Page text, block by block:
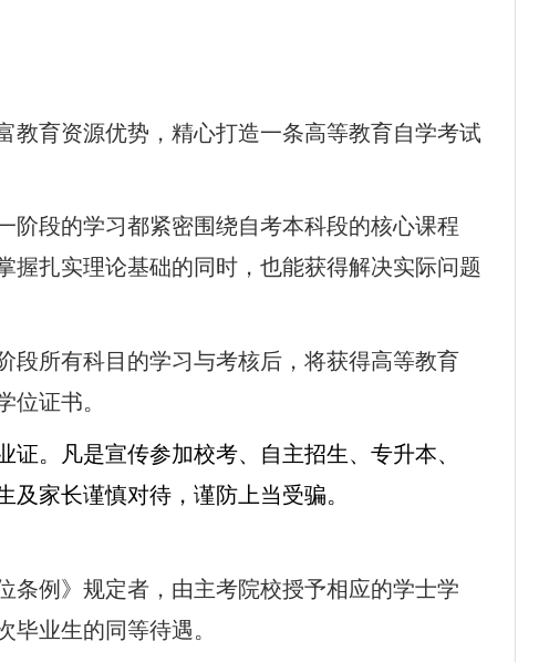
教育资源优势，精心打造一条高等教育自学考试
阶段的学习都紧密围绕自考本科段的核心课程
握扎实理论基础的同时，也能获得解决实际问题
段所有科目的学习与考核后，将获得高等教育
证书。
。凡是宣传参加校考、自主招生、专升本、
家长谨慎对待，谨防上当受骗。
条例》规定者，由主考院校授予相应的学士学
业生的同等待遇。